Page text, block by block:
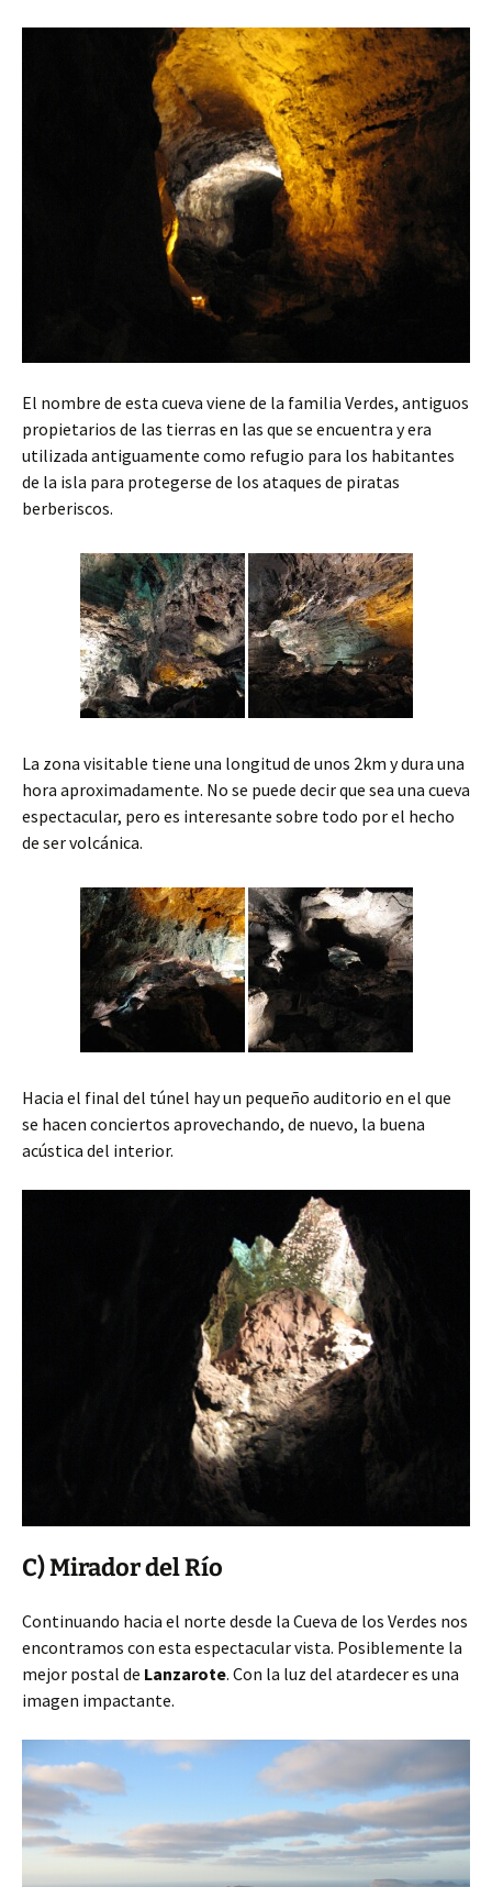
El nombre de esta cueva viene de la familia Verdes, antiguos
propietarios de las tierras en las que se encuentra y era
utilizada antiguamente como refugio para los habitantes
de la isla para protegerse de los ataques de piratas
berberiscos.
La zona visitable tiene una longitud de unos 2km y dura una
hora aproximadamente. No se puede decir que sea una cueva
espectacular, pero es interesante sobre todo por el hecho
de ser volcánica.
Hacia el final del túnel hay un pequeño auditorio en el que
se hacen conciertos aprovechando, de nuevo, la buena
acústica del interior.
C) Mirador del Río
Continuando hacia el norte desde la Cueva de los Verdes nos
encontramos con esta espectacular vista. Posiblemente la
mejor postal de Lanzarote. Con la luz del atardecer es una
imagen impactante.